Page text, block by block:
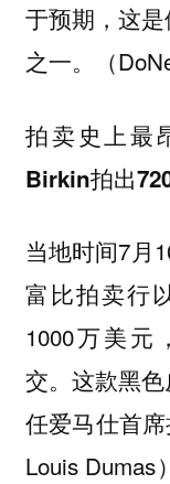
于预期，这
之一。（
拍卖史上最
Birkin拍出
当地时间7月
富比拍卖行
1000万美元
交。这款黑
任爱马仕首席
Louis Dumas